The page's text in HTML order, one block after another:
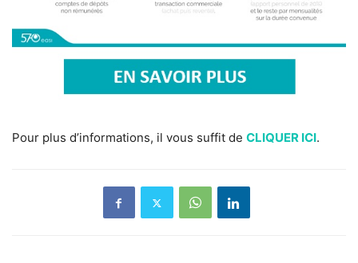
Pour plus d’informations, il vous suffit de CLIQUER ICI.